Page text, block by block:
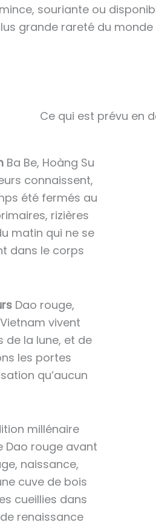
souriante ou
grande rareté du
Ce qui est prévu en
Ba Be, Hoàng Su
connaissent,
été fermés au
rizières
matin qui ne se
dans le corps
Dao rouge,
vivent
de la lune, et de
les portes
qu’aucun
millénaire
Dao rouge avant
naissance,
cuve de bois
cueillies dans
renaissance